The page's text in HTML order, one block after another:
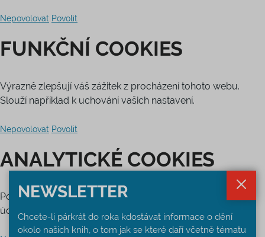
NEWSLETTER
Chcete-li párkrát do roka kdostávat informace o dění
okolo našich knih, o tom jak se které daří včetně tématu
Nepovolovat Povolit
FUNKČNÍ COOKIES
Výrazně zlepšují váš zážitek z procházení tohoto webu.
Slouží například k uchování vašich nastavení.
Nepovolovat Povolit
ANALYTICKÉ COOKIES
Používáme ke zlepšování tohoto webu na základě vašich
údajů o prohlížení.